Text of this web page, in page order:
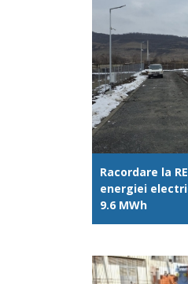
Racordare la
energiei
9.6 MWh